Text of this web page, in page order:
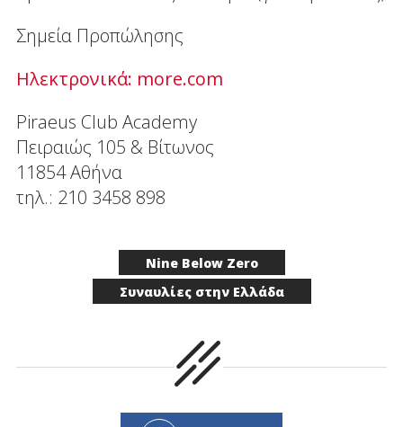
Σημεία Προπώλησης
Ηλεκτρονικά: more.com
Piraeus Club Academy
Πειραιώς 105 & Βίτωνος
11854 Αθήνα
τηλ.: 210 3458 898
Nine Below Zero
Συναυλίες στην Ελλάδα